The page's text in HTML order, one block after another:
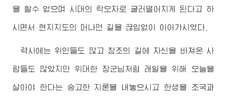
을 할수 없으며 시대의 락오자로 굴러떨어지게 된다고 하
시면서 현지지도의 머나먼 길을 끊임없이 이어가시였다.
력사에는 위인들도 많고 창조의 길에 자신을 바쳐온 사
람들도 많았지만 위대한 장군님 처럼 래일을 위해 오늘을
살아야 한다는 숭고한 지론을 내놓으시고 한생을 조국과